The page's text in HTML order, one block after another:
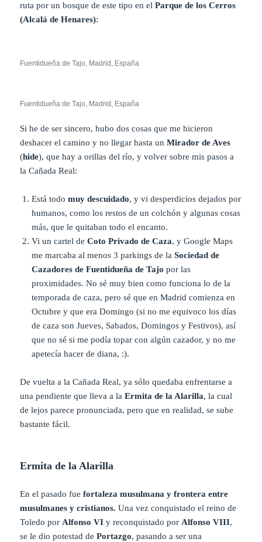
ruta por un bosque de este tipo en elParque de los Cerros
(Alcalá de Henares):
Fuentidueña de Tajo, Madrid, España
Fuentidueña de Tajo, Madrid, España
Si he de ser sincero, hubo dos cosas que me hicieron
deshacer el camino y no llegar hasta un Mirador de Aves
(hide), que hay a orillas del río, y volver sobre mis pasos a
la Cañada Real:
Está todo muy descuidado, y vi desperdicios dejados por
humanos, como los restos de un colchón y algunas cosas
más, que le quitaban todo el encanto.
Vi un cartel deCoto Privado de Caza, y Google Maps
me marcaba al menos 3 parkings de laSociedad de
Cazadores de Fuentidueña de Tajo por las
proximidades. No sé muy bien como funciona lo de la
temporada de caza, pero sé que en Madrid comienza en
Octubre y que era Domingo (si no me equivoco los días
de caza son Jueves, Sabados, Domingos y Festivos), así
que no sé si me podía topar con algún cazador, y no me
apetecía hacer de diana, :).
De vuelta a la Cañada Real, ya sólo quedaba enfrentarse a
una pendiente que lleva a laErmita de la Alarilla, la cual
de lejos parece pronunciada, pero que en realidad, se sube
bastante fácil.
Ermita de la Alarilla
En el pasado fue fortaleza musulmana y frontera entre
musulmanes y cristianos.Una vez conquistado el reino de
Toledo por Alfonso VIy reconquistado por Alfonso VIII,
se le dio potestad dePortazgo, pasando a ser una